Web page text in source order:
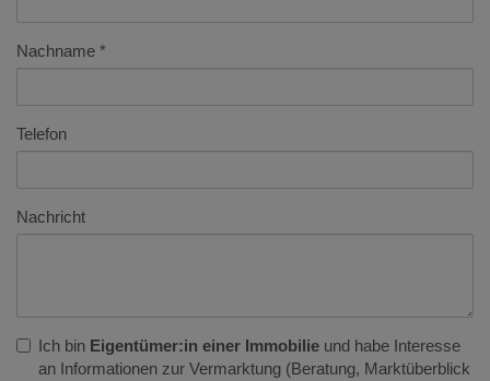
Nachname
Telefon
Nachricht
Ich bin Eigentümer:in einer Immobilie und habe Interesse
an Informationen zur Vermarktung (Beratung, Marktüberblick